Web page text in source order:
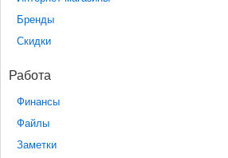
Бренды
Скидки
Работа
Финансы
Файлы
Заметки